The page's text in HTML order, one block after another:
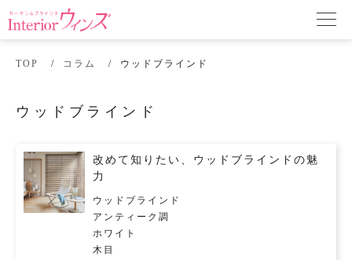
TOP コラム ウッドブラインド
ウッドブラインド
改めて知りたい、ウッドブラインドの魅
力
ウッドブラインド
アンティーク調
ホワイト
木目